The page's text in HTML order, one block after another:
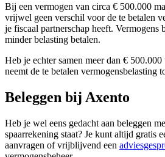
Bij een vermogen van circa € 500.000
vrijwel geen verschil voor de te betalen
je fiscaal partnerschap heeft. Vermogens
minder belasting betalen.
Heb je echter samen meer dan €
neemt de te betalen vermogensbelasting
Beleggen bij Axento
Heb je wel eens gedacht aan beleggen
spaarrekening staat? Je kunt altijd gratis
aanvragen of vrijblijvend een